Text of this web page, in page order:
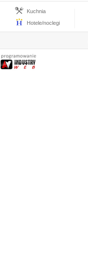
Kuchnia
Hotele/noclegi